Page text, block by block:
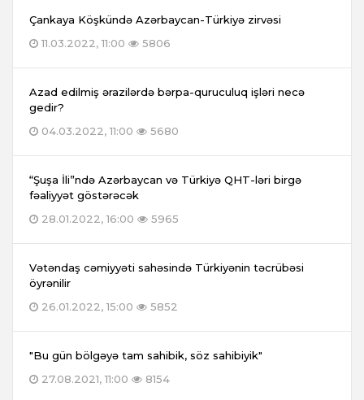
Çankaya Köşkündə Azərbaycan-Türkiyə zirvəsi
11.03.2022, 11:00
5806
Azad edilmiş ərazilərdə bərpa-quruculuq işləri necə
gedir?
04.03.2022, 11:00
5680
“Şuşa İli”ndə Azərbaycan və Türkiyə QHT-ləri birgə
fəaliyyət göstərəcək
28.01.2022, 16:00
5965
Vətəndaş cəmiyyəti sahəsində Türkiyənin təcrübəsi
öyrənilir
26.01.2022, 15:00
5852
"Bu gün bölgəyə tam sahibik, söz sahibiyik"
27.08.2021, 11:00
8154